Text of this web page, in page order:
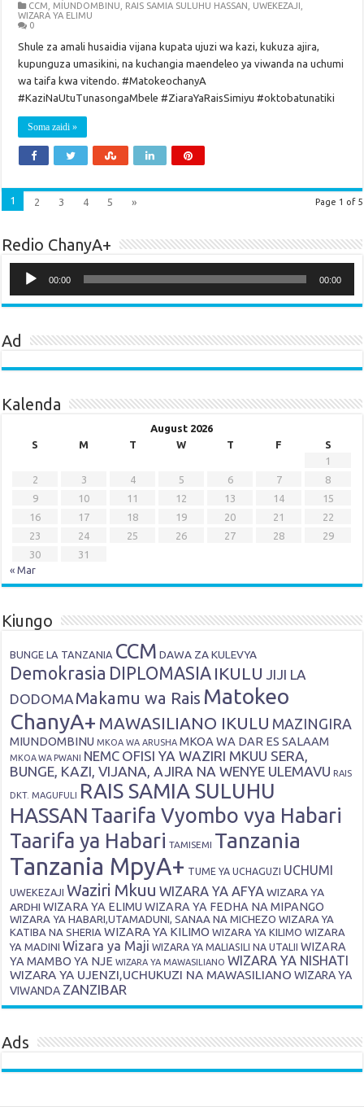
CCM
MIUNDOMBINU RAIS SAMIA SULUHU HASSAN UWEKEZAJI
WIZARA YA ELIMU
0
Shule za amali husaidia vijana kupata ujuzi wa kazi, kukuza ajira,
kupunguza umasikini, na kuchangia maendeleo ya viwanda na uchumi
wa taifa kwa vitendo. #MatokeochanyA
#KaziNaUtuTunasongaMbele #ZiaraYaRaisSimiyu #oktobatunatiki
Soma zaidi »
Page 1 of 5
1 2 3 4 5 »
Redio ChanyA+
Player
00:00 00:00
Ad
Kalenda
August 2026
S
M T W T F
S
1
2
3 4 5 6 7
8
9
10 11 12 13 14
15
16
17 18 19 20 21
22
23
24 25 26 27 28
29
30
31
« Mar
Kiungo
BUNGE LA TANZANIA CCM DAWA ZA KULEVYA
Demokrasia DIPLOMASIA IKULU JIJI LA
DODOMA Makamu wa Rais Matokeo
ChanyA+ MAWASILIANO IKULU MAZINGIRA
MIUNDOMBINU MKOA WA ARUSHA MKOA WA DAR ES SALAAM
MKOA WA PWANI NEMC OFISI YA WAZIRI MKUU SERA,
BUNGE, KAZI, VIJANA, AJIRA NA WENYE ULEMAVU RAIS
DKT. MAGUFULI
RAIS SAMIA SULUHU
HASSAN Taarifa Vyombo vya Habari
Taarifa ya Habari TAMISEMI Tanzania
Tanzania MpyA+ TUME YA UCHAGUZI UCHUMI
UWEKEZAJI Waziri Mkuu WIZARA YA AFYA WIZARA YA
ARDHI WIZARA YA ELIMU WIZARA YA FEDHA NA MIPANGO
WIZARA YA HABARI,UTAMADUNI, SANAA NA MICHEZO WIZARA YA
KATIBA NA SHERIA WIZARA YA KILIMO WIZARA YA KILIMO WIZARA
YA MADINI Wizara ya Maji WIZARA YA MALIASILI NA UTALII
WIZARA
YA MAMBO YA NJE WIZARA YA MAWASILIANO WIZARA YA NISHATI
WIZARA YA UJENZI,UCHUKUZI NA MAWASILIANO WIZARA YA
VIWANDA ZANZIBAR
Ads